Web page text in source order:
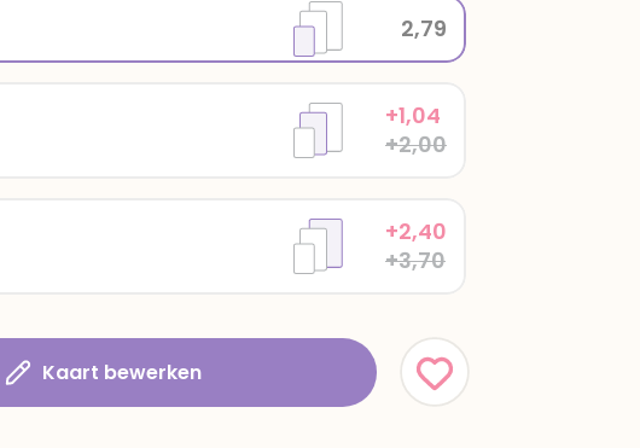
+2,40
+3,70
+1,04
+2,00
2,79
Kaart bewerken